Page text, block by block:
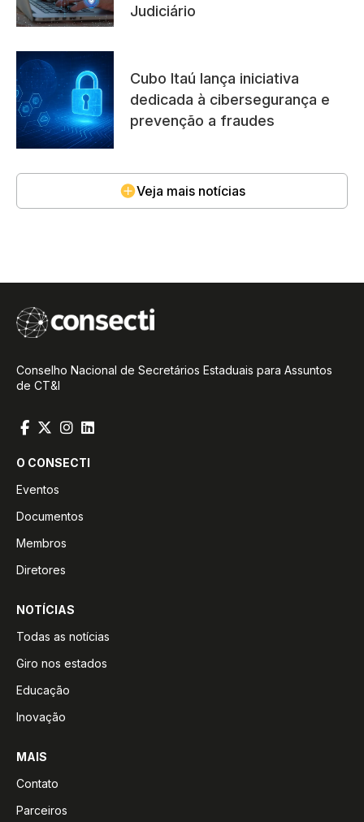
Judiciário
Cubo Itaú lança iniciativa
dedicada à cibersegurança e
prevenção a fraudes
Veja mais notícias
Conselho Nacional de Secretários Estaduais para Assuntos
de CT&I
O CONSECTI
Eventos
Documentos
Membros
Diretores
NOTÍCIAS
Todas as notícias
Giro nos estados
Educação
Inovação
MAIS
Contato
Parceiros